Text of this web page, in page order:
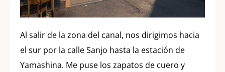
Al salir de la zona del canal, nos dirigimos hacia
el sur por la calle Sanjo hasta la estación de
Yamashina. Me puse los zapatos de cuero y